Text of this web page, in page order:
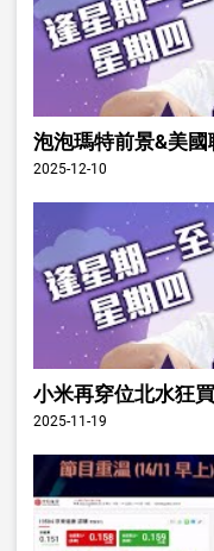
泡泡瑪特前景&美
2025-12-10
小米再穿位北水狂
2025-11-19